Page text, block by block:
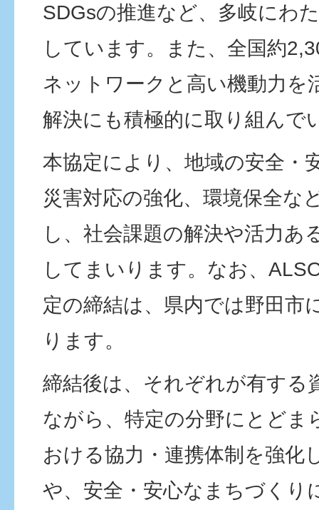
SDGsの推進など、多岐にわ
しています。また、全国約
ネットワークと高い機動力を
解決にも積極的に取り組んで
本協定により、地域の安全・
災害対応の強化、環境保全な
し、社会課題の解決や活力あ
してまいります。なお、
定の締結は、県内では野田市
ります。
締結後は、それぞれが有する
ながら、特定の分野にとどま
おける協力・連携体制を強化
や、安全・安心なまちづくり